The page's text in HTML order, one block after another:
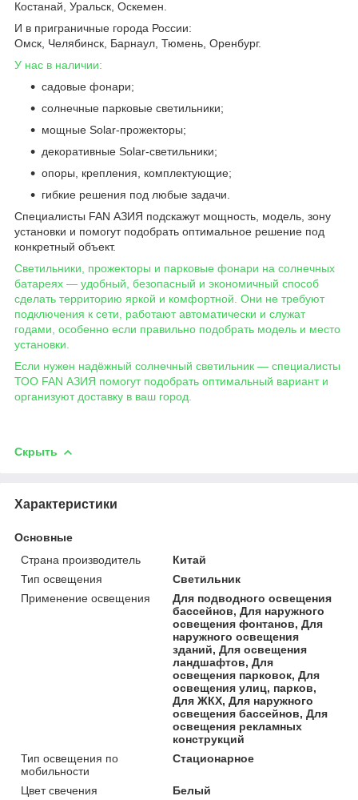
Костанай, Уральск, Оскемен.
И в приграничные города России:
Омск, Челябинск, Барнаул, Тюмень, Оренбург.
У нас в наличии:
садовые фонари;
солнечные парковые светильники;
мощные Solar-прожекторы;
декоративные Solar-светильники;
опоры, крепления, комплектующие;
гибкие решения под любые задачи.
Специалисты FAN АЗИЯ подскажут мощность, модель, зону
установки и помогут подобрать оптимальное решение под
конкретный объект.
Светильники, прожекторы и парковые фонари на солнечных
батареях — удобный, безопасный и экономичный способ
сделать территорию яркой и комфортной. Они не требуют
подключения к сети, работают автоматически и служат
годами, особенно если правильно подобрать модель и место
установки.
Если нужен надёжный солнечный светильник — специалисты
ТОО FAN АЗИЯ помогут подобрать оптимальный вариант и
организуют доставку в ваш город.
Скрыть
Характеристики
Основные
Страна производитель
Китай
Тип освещения
Светильник
Применение освещения
Для подводного освещения
бассейнов, Для наружного
освещения фонтанов, Для
наружного освещения
зданий, Для освещения
ландшафтов, Для
освещения парковок, Для
освещения улиц, парков,
Для ЖКХ, Для наружного
освещения бассейнов, Для
освещения рекламных
конструкций
Тип освещения по
мобильности
Стационарное
Цвет свечения
Белый